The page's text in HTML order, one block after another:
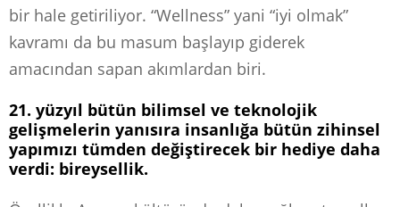
bir hale getiriliyor. “Wellness” yani “iyi olmak”
kavramı da bu masum başlayıp giderek
amacından sapan akımlardan biri.
21. yüzyıl bütün bilimsel ve teknolojik
gelişmelerin yanısıra insanlığa bütün zihinsel
yapımızı tümden değiştirecek bir hediye daha
verdi: bireysellik.